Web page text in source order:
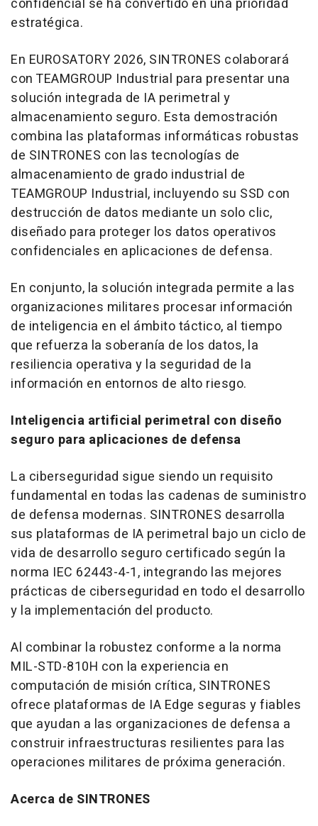
confidencial se ha convertido en una prioridad
estratégica.
En EUROSATORY 2026, SINTRONES colaborará
con TEAMGROUP Industrial para presentar una
solución integrada de IA perimetral y
almacenamiento seguro. Esta demostración
combina las plataformas informáticas robustas
de SINTRONES con las tecnologías de
almacenamiento de grado industrial de
TEAMGROUP Industrial, incluyendo su SSD con
destrucción de datos mediante un solo clic,
diseñado para proteger los datos operativos
confidenciales en aplicaciones de defensa.
En conjunto, la solución integrada permite a las
organizaciones militares procesar información
de inteligencia en el ámbito táctico, al tiempo
que refuerza la soberanía de los datos, la
resiliencia operativa y la seguridad de la
información en entornos de alto riesgo.
Inteligencia artificial perimetral con diseño
seguro para aplicaciones de defensa
La ciberseguridad sigue siendo un requisito
fundamental en todas las cadenas de suministro
de defensa modernas. SINTRONES desarrolla
sus plataformas de IA perimetral bajo un ciclo de
vida de desarrollo seguro certificado según la
norma IEC 62443-4-1, integrando las mejores
prácticas de ciberseguridad en todo el desarrollo
y la implementación del producto.
Al combinar la robustez conforme a la norma
MIL-STD-810H con la experiencia en
computación de misión crítica, SINTRONES
ofrece plataformas de IA Edge seguras y fiables
que ayudan a las organizaciones de defensa a
construir infraestructuras resilientes para las
operaciones militares de próxima generación.
Acerca de SINTRONES